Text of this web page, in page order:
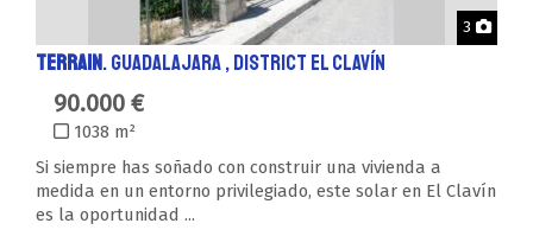
3
TERRAIN. GUADALAJARA , District EL CLAVÍN
90.000 €
1038 m²
Si siempre has soñado con construir una vivienda a
medida en un entorno privilegiado, este solar en El Clavín
es la oportunidad ...